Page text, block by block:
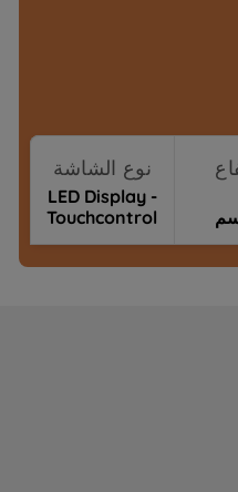
نوع الشاشة
LED Display -
Touchcontrol